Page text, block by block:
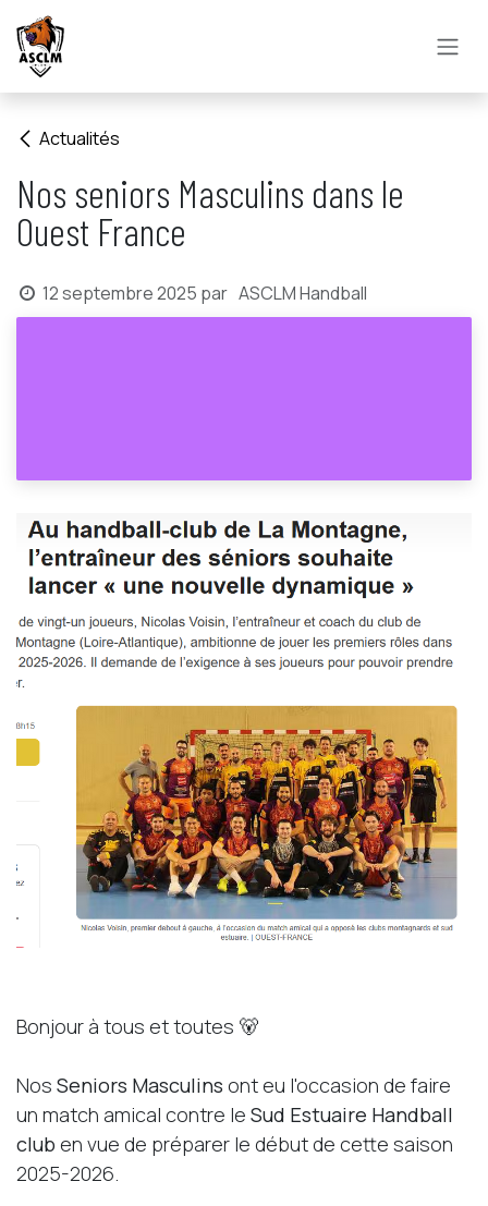
Se rendre au contenu
Actualités
Nos seniors Masculins dans le
Ouest France
12 septembre 2025 par ASCLM Handball
Bonjour à tous et toutes 🐻
Nos Seniors Masculins ont eu l'occasion de faire
un match amical contre le Sud Estuaire Handball
club en vue de préparer le début de cette saison
2025-2026.